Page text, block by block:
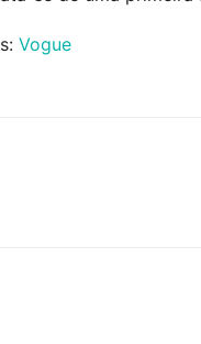
Vogue